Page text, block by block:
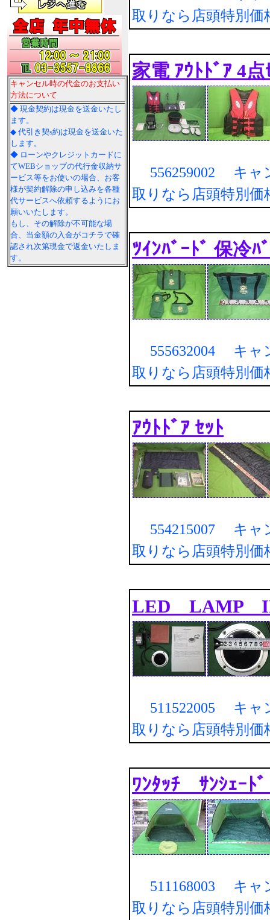
キャンセル時の代金のお支払い
方法について
◆ 現金契約は現金を送金いたし
ます。
◆ 代引き契s約は現金を送金いた
します。
◆ ローンやクレジットカードに
てWEBショップの代行金収納サ
ービス等をお使いの場合、お客
様が契約解除の申し込みを各種
代サービスへ依頼するようにお
願いいたします。
もし、その解除が不可能な場
合、当金額の入金がコチラで確
認され次第現金で返金いたしま
す。
取りなら店頭特別価
家電 ｱｳﾄﾄﾞｱ 4点
556259002 キャ
取りなら店頭特別価
ﾂｲﾝﾊﾞｰﾄﾞ 保冷ﾊ
555632004 キャ
取りなら店頭特別価
ｱｳﾄﾄﾞｱ ｾｯﾄ
554215007 キャ
取りなら店頭特別価
LED LAMP
511522005 キャ
取りなら店頭特別価
ﾜﾝﾀｯﾁ ｻﾝｼｪｰ
511168003 キャ
取りなら店頭特別価